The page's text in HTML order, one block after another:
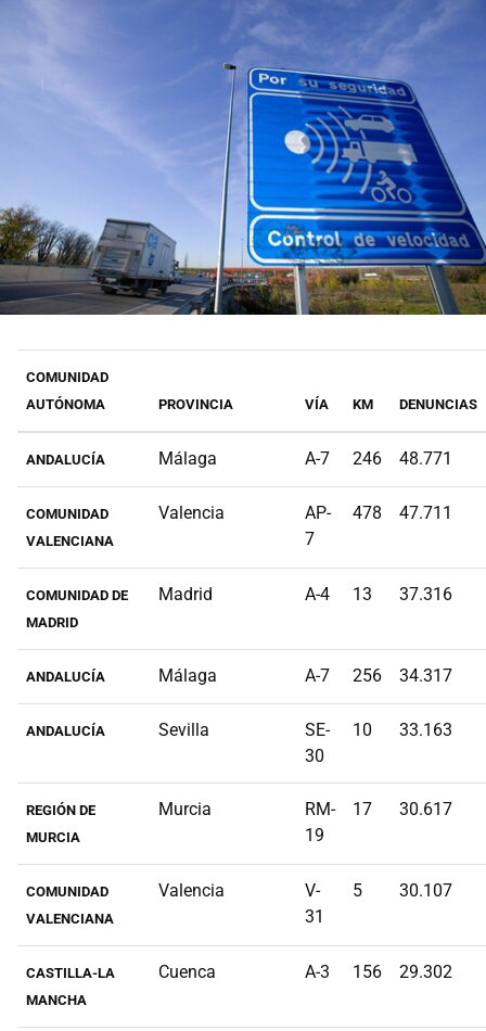
COMUNIDAD
AUTÓNOMA
PROVINCIA VÍA KM DENUNCIAS
ANDALUCÍA Málaga A-7 246 48.771
COMUNIDAD
VALENCIANA
Valencia
AP-
7
478 47.711
COMUNIDAD DE
MADRID
Madrid A-4 13 37.316
ANDALUCÍA Málaga A-7 256 34.317
ANDALUCÍA Sevilla
SE-
30
10 33.163
REGIÓN DE
MURCIA
Murcia
RM-
19
17 30.617
COMUNIDAD
VALENCIANA
Valencia
V-
31
5 30.107
CASTILLA-LA
MANCHA
Cuenca A-3 156 29.302